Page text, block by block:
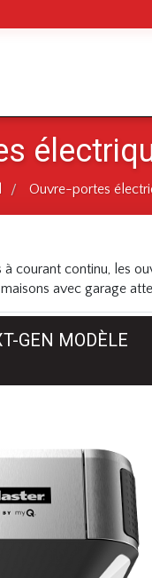
/ Ouvre-portes
à courant continu, les
avec garage
GEN MODÈLE